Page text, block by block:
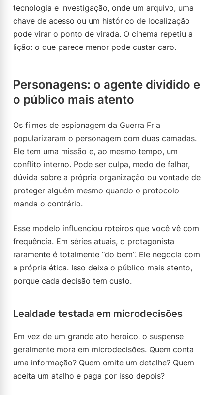
tecnologia e investigação, onde um arquivo, uma
chave de acesso ou um histórico de localização
pode virar o ponto de virada. O cinema repetiu a
lição: o que parece menor pode custar caro.
Personagens: o agente dividido e
o público mais atento
Os filmes de espionagem da Guerra Fria
popularizaram o personagem com duas camadas.
Ele tem uma missão e, ao mesmo tempo, um
conflito interno. Pode ser culpa, medo de falhar,
dúvida sobre a própria organização ou vontade de
proteger alguém mesmo quando o protocolo
manda o contrário.
Esse modelo influenciou roteiros que você vê com
frequência. Em séries atuais, o protagonista
raramente é totalmente “do bem”. Ele negocia com
a própria ética. Isso deixa o público mais atento,
porque cada decisão tem custo.
Lealdade testada em microdecisões
Em vez de um grande ato heroico, o suspense
geralmente mora em microdecisões. Quem conta
uma informação? Quem omite um detalhe? Quem
aceita um atalho e paga por isso depois?